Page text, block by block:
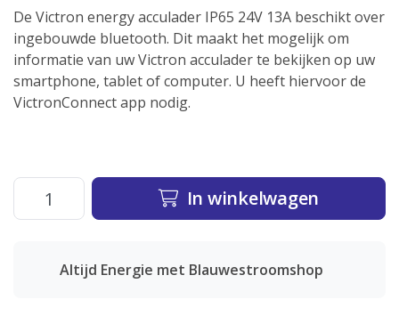
De Victron energy acculader IP65 24V 13A beschikt over
ingebouwde bluetooth. Dit maakt het mogelijk om
informatie van uw Victron acculader te bekijken op uw
smartphone, tablet of computer. U heeft hiervoor de
VictronConnect app nodig.
In winkelwagen
Altijd Energie met Blauwestroomshop